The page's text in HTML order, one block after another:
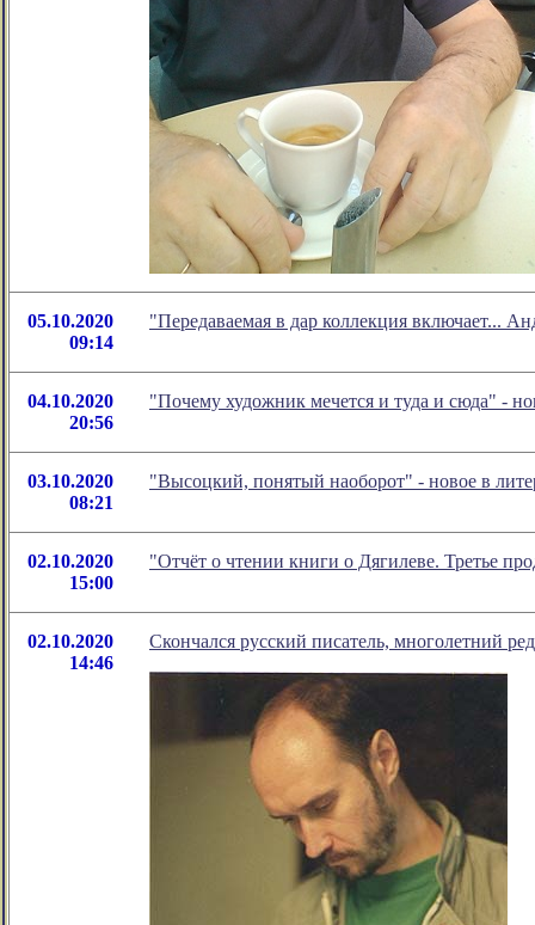
05.10.2020
09:14
"Передаваемая в дар коллекция включает...
04.10.2020
20:56
"Почему художник мечется и туда и сюда" -
03.10.2020
08:21
"Высоцкий, понятый наоборот" - новое в
02.10.2020
15:00
"Отчёт о чтении книги о Дягилеве. Третье
02.10.2020
14:46
Скончался русский писатель, многолетний